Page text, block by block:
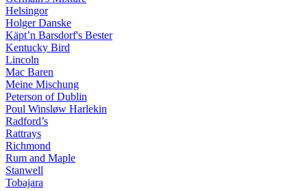
Helsingor
Holger Danske
Käpt’n Barsdorf's Bester
Kentucky Bird
Lincoln
Mac Baren
Meine Mischung
Peterson of Dublin
Poul Winsløw Harlekin
Radford’s
Rattrays
Richmond
Rum and Maple
Stanwell
Tobajara